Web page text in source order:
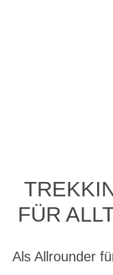
FÜR
Als Allrounder